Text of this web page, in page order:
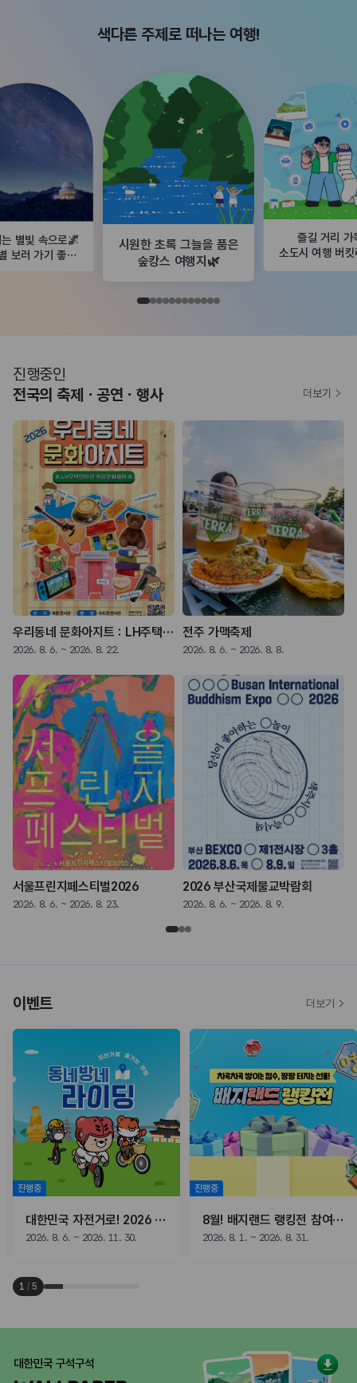
색다른 주제로 떠나는 여행!
별빛 속으로🌌
보러 가기 좋은
시원한 초록 그늘을 품은
숲캉스 여행지🌿
즐길 거리 가
소도시 여행 버킷
진행중인
전국의 축제ㆍ공연ㆍ행사
우리동네 문화아지트 : LH주택전시관 복합문화행사
2026. 8. 6. ~ 2026. 8. 22.
전주 가맥축제
2026. 8. 6. ~ 2026. 8. 8.
서울프린지페스티벌2026
2026. 8. 6. ~ 2026. 8. 23.
2026 부산국제불교박람회
2026. 8. 6. ~ 2026. 8. 9.
더보기
이벤트
진행중
대한민국 자전거로! 2026 동네방네 라이딩
2026. 8. 6. ~ 2026. 11. 30.
진행중
8월! 배지랜드 랭킹전 참여하고, 선물받자!
2026. 8. 1. ~ 2026. 8. 31.
1 / 5
더보기